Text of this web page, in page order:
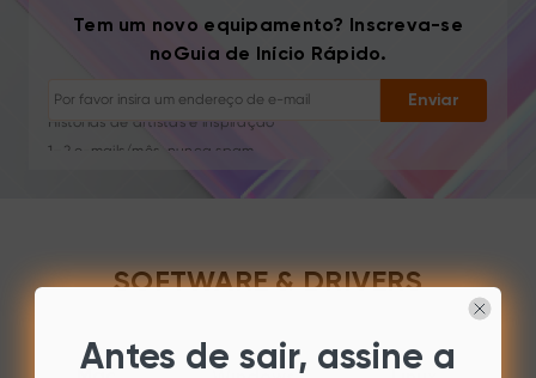
Tem um novo equipamento? Inscreva-se
noGuia de Início Rápido.
Enviar
Tutoriais de desenho
Dicas e resolução de problemas
Histórias de artistas e inspiração
Seu e-mail é usado apenas para o conteúdo solicitado
Cancelar inscrição: Um clique a qualquer momento
SOFTWARE & DRIVERS
Antes de sair, assine a